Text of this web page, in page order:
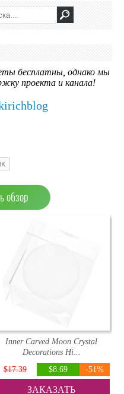
бесплатны, однако мы
проекта и канала!
обзор
Inner Carved Moon Crystal
Decorations Hi...
$17.39
$8.69 -51%
ЗАКАЗАТЬ